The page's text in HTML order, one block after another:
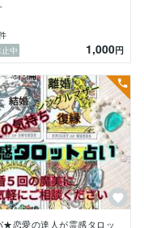
す！
相談にも的確にア
向性が定まるので
す！
んで行きます！
送って頂けますよ
。
ように応援させて
中
1,000円
★恋愛の達人が霊感タロッ